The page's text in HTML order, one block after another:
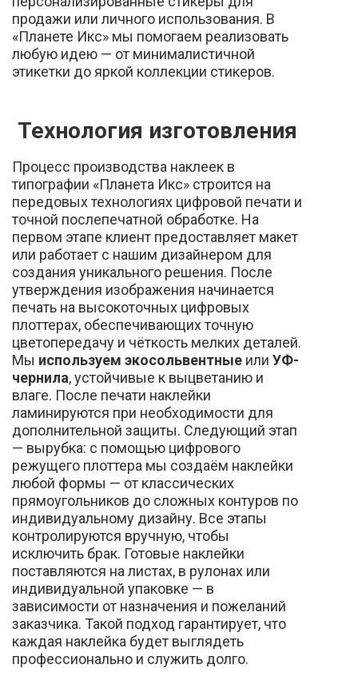
продажи или личного использования. В
«Планете Икс» мы помогаем реализовать
любую идею — от минималистичной
этикетки до яркой коллекции стикеров.
Технология изготовления
Процесс производства наклеек в
типографии «Планета Икс» строится на
передовых технологиях цифровой печати и
точной послепечатной обработке. На
первом этапе клиент предоставляет макет
или работает с нашим дизайнером для
создания уникального решения. После
утверждения изображения начинается
печать на высокоточных цифровых
плоттерах, обеспечивающих точную
цветопередачу и чёткость мелких деталей.
Мы используем экосольвентные или УФ-
чернила, устойчивые к выцветанию и
влаге. После печати наклейки
ламинируются при необходимости для
дополнительной защиты. Следующий этап
— вырубка: с помощью цифрового
режущего плоттера мы создаём наклейки
любой формы — от классических
прямоугольников до сложных контуров по
индивидуальному дизайну. Все этапы
контролируются вручную, чтобы
исключить брак. Готовые наклейки
поставляются на листах, в рулонах или
индивидуальной упаковке — в
зависимости от назначения и пожеланий
заказчика. Такой подход гарантирует, что
каждая наклейка будет выглядеть
профессионально и служить долго.